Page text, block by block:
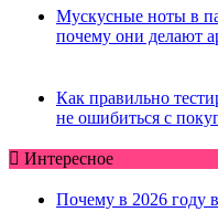
Мускусные ноты в
почему они делают
Как правильно
не ошибиться с
Интересное
Почему в 2026 году